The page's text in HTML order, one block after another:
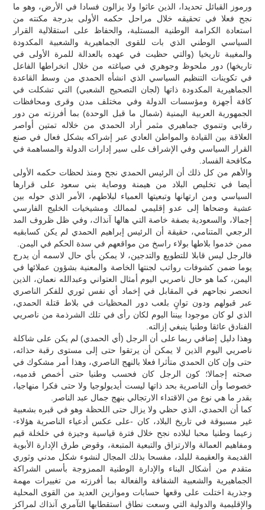
ورموز القبائل تحديدا، الذين عاثوا ولا يزالون فسادا في الأرض، وهو ما
نجح فعلا في تحقيقه خلال مراحل حكمه الأولى بدرجة مكنته من
استعادة الكرامة الوطنية المستلبة، والحفاظ على استقلالية القرار
السياسي الوطني الذي بات للقوى الجماهيرية والشعبية المكدودة
والمغيبة تاريخيا (والتي حظيت في عهده بالعدالة للمرة الأولى في
تاريخها) دور ملحوظ وجوهري في صياغته من خلال انخراطها الفاعل
في تكوينات التنظيم السياسي الذي انشأه الحمدي من وسط القاعدة
الجماهيرية المكدودة ذاتها (لجان التصحيح الشعبي) التي تشكلت في
كافة أجهزة ومؤسسات الدولة وفي مختلف مدن وقرى ومحافظات
الجمهورية العربية اليمنية (شمال ما قبل الوحدة) بما أفرزته من دور
رقابي وتنموي جماهيري مثمر أراد الحمدي من خلاله تمتين أواصر
العلاقة بين القيادة والمواطن العادي عبر إشراكه بشكل فعال في صنع
القرار السياسي وفي الإشراف على سير إدارات الدولة والمساهمة في
مكافحة الفساد.
والأهم من كل ذلك أن الرئيس الحمدي نجح ومنذ لحظات حكمه الأولى
أيضا في تخليص البلاد من هيمنة ووصاية بني سعود على قرارها
السياسي ومن ارتهانها وتبعيتها العمياء لبلاطهم، الأمر الذي حوله بين
عشية وضحاها إلى عدو إقليمي لممالك ومشيخيات الخليج الفارسي
إجمالا، والسعودية بصفة خاصة التي هالها آنذاك، وفي ظل ظروف المد
الرجعي المتنامي، حقيقة أن الرئيس إبراهيم الحمدي لم يكن كسابقيه
ممن خدموا بلاطها بولاء راسخ من مواقعهم في سدة الحكم في اليمن.
فالرجل ليس قابلا للتطويع والتدجين، لا يمكن بأي حال لاسمه أن يدرج
يوما ضمن كشوفات رواتب لجنتها الخاصة والمعنية بشؤون عملائها في
اليمن، كما هو حال ناصريي اليوم أمثال العتواني وعبدالله نعمان، الذين
انحصر نجاحهم في المقابل في إخماد أي نفس ثوري للفكر الناصري
عبر قبولهم ودون توانٍ بلعب دور المحظيات في بلاط قتلة الحمدي،
الذي لو كان موجودا بيننا اليوم لكان رأى في تلك الشرذمة من ناصريي
الفنادق عائقا وطنيا ينبغي إزالته.
وهذا دليل إضافي ربما على أن الرجل (أي الحمدي) لم يكن على شاكلة
ناصريي اليوم الذين لا يمكن أن يرتقوا حتى إلى مستوى رقبة حذائه،
حتى وإن كان الحمدي متأثرا فعلا بالنهج الناصري، وهذا أمر مشكوك في
صحته إجمالا؛ كون الرجل كان فحسب وطنيا حتى أخمص قدميه،
خصوصا وأن الناصرية بحد ذاتها ليست أيديولوجيا ولا حتى فكرا منهاجيا،
بقدر ما هي نوع من الاقتداء الارتجالي بنهج جمال عبد الناصر.
كما أن الحمدي، الذي حظي ولا يزال حتى اللحظة وهو في قبره بشعبية
غير مسبوقة في تاريخ البلاد، كان -على عكس أدعياء الناصرية هؤلاء-
زعيما وطنيا محبا لبلاده نجح خلال فترة قياسية وجيزة في خلخلة قيم
ومفاهيم العمالة والارتزاق والتبعية المتبعة، وقوض طرق الإدارة الأبوية
القديمة والعقيمة للبلد، مفسحا بذلك المجال لنشوء شكل مدني وثوري
متقدم من أشكال البناء والإدارة الوطنية الممزوجة بأسس الشراكة
الجماهيرية والشعبية الشفافة والفعالة بما أفرزته من تغييرات مهمة
وجذرية اختلت على وقعها حسابات وموازين العديد من القوى المحلية
والإقليمية والدولية التي وسعت نطاق استقطابها التآمري آنذاك لمراكز